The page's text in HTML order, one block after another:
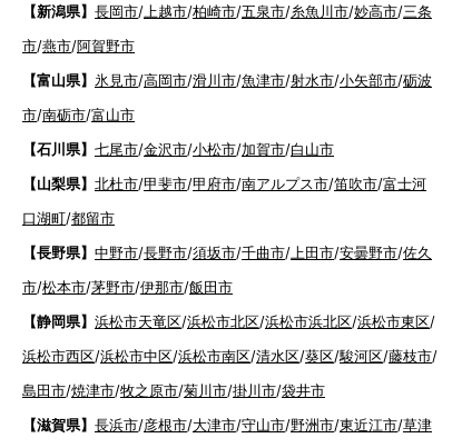
【新潟県】 長岡市/ 上越市/柏崎市/五泉市/糸魚川市/妙高市/三条
市/燕市/阿賀野市
【富山県】 氷見市/高岡市/滑川市/魚津市/射水市/小矢部市/砺波
市/南砺市/富山市
【石川県】 七尾市/金沢市/小松市/加賀市/白山市
【山梨県】 北杜市/甲斐市/甲府市/南アルプス市/笛吹市/富士河
口湖町/都留市
【長野県】 中野市/長野市/須坂市/千曲市/ 上田市/安曇野市/佐久
市/松本市/茅野市/伊那市/飯田市
【静岡県】 浜松市天竜区/浜松市北区/浜松市浜北区/浜松市東区/
浜松市西区/浜松市中区/浜松市南区/清水区/葵区/駿河区/藤枝市/
島田市/焼津市/牧之原市/菊川市/掛川市/袋井市
【滋賀県】 長浜市/彦根市/大津市/守山市/野洲市/東近江市/草津